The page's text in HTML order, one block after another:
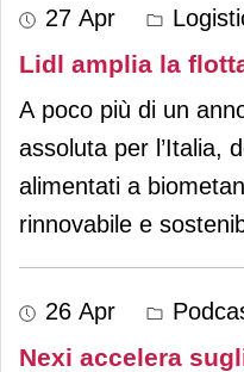
27 Apr
Lidl amplia la
A poco più di un
assoluta per l’Italia,
alimentati a
rinnovabile e
26 Apr
Nexi accelera